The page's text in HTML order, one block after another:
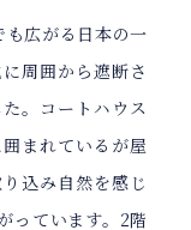
広がる日本の一
周囲から遮断さ
。コートハウス
まれているが屋
込み自然を感じ
っています。2階